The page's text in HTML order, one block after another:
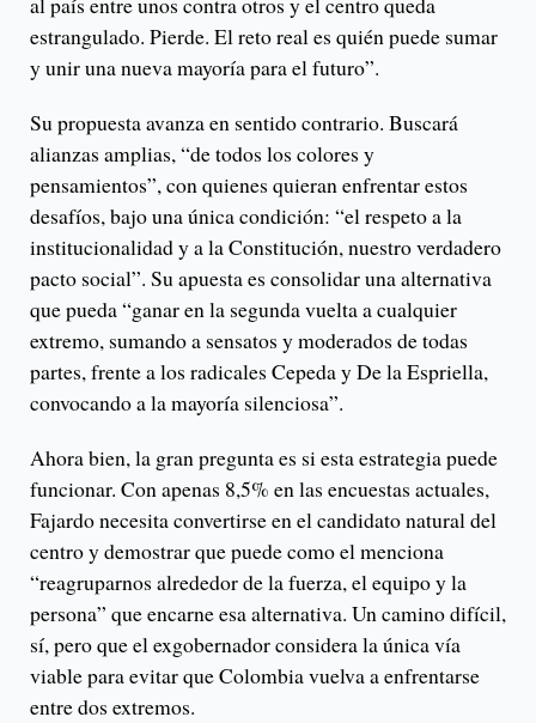
estrangulado. Pierde. El reto real es quién puede sumar
y unir una nueva mayoría para el futuro”.
Su propuesta avanza en sentido contrario. Buscará
alianzas amplias, “de todos los colores y
pensamientos”, con quienes quieran enfrentar estos
desafíos, bajo una única condición: “el respeto a la
institucionalidad y a la Constitución, nuestro verdadero
pacto social”. Su apuesta es consolidar una alternativa
que pueda “ganar en la segunda vuelta a cualquier
extremo, sumando a sensatos y moderados de todas
partes, frente a los radicales Cepeda y De la Espriella,
convocando a la mayoría silenciosa”.
Ahora bien, la gran pregunta es si esta estrategia puede
funcionar. Con apenas 8,5% en las encuestas actuales,
Fajardo necesita convertirse en el candidato natural del
centro y demostrar que puede como el menciona
“reagruparnos alrededor de la fuerza, el equipo y la
persona” que encarne esa alternativa. Un camino difícil,
sí, pero que el exgobernador considera la única vía
viable para evitar que Colombia vuelva a enfrentarse
entre dos extremos.